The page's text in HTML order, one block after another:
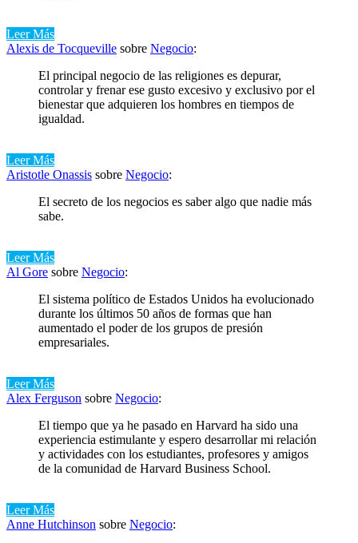
Leer Más
Alexis de Tocqueville sobre Negocio:
El principal negocio de las religiones es depurar,
controlar y frenar ese gusto excesivo y exclusivo por el
bienestar que adquieren los hombres en tiempos de
igualdad.
Leer Más
Aristotle Onassis sobre Negocio:
El secreto de los negocios es saber algo que nadie más
sabe.
Leer Más
Al Gore sobre Negocio:
El sistema político de Estados Unidos ha evolucionado
durante los últimos 50 años de formas que han
aumentado el poder de los grupos de presión
empresariales.
Leer Más
Alex Ferguson sobre Negocio:
El tiempo que ya he pasado en Harvard ha sido una
experiencia estimulante y espero desarrollar mi relación
y actividades con los estudiantes, profesores y amigos
de la comunidad de Harvard Business School.
Leer Más
Anne Hutchinson sobre Negocio: